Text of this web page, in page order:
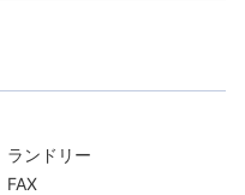
ランドリー
FAX